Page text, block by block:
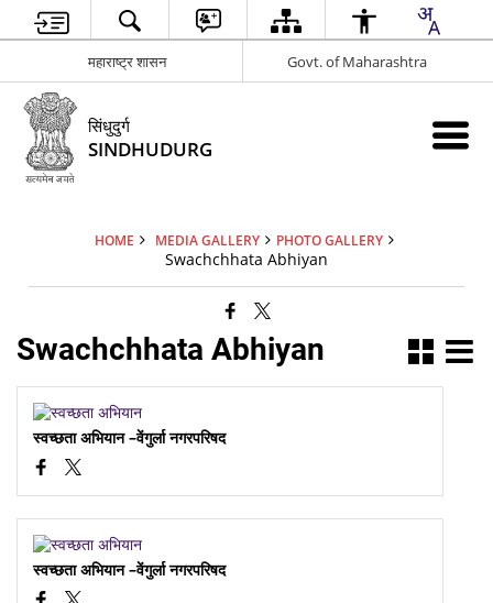
महाराष्ट्र शासन Govt. of Maharashtra
सिंधुदुर्ग
SINDHUDURG
HOME MEDIA GALLERY PHOTO GALLERY
Swachchhata Abhiyan
Swachchhata Abhiyan
स्वच्छता अभियान –वेंगुर्ला नगरपरिषद
स्वच्छता अभियान –वेंगुर्ला नगरपरिषद